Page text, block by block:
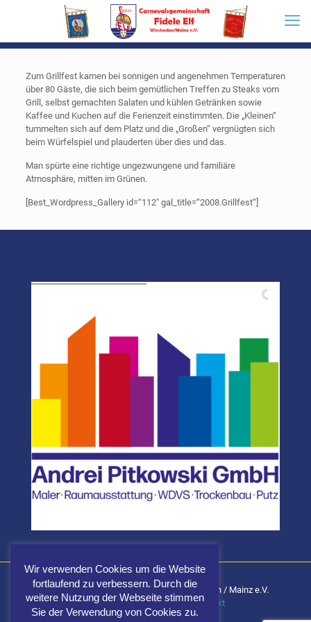
Zum Grillfest kamen bei sonnigen und angenehmen Temperaturen
über 80 Gäste, die sich beim gemütlichen Treffen zu Steaks vom
Grill, selbst gemachten Salaten und kühlen Getränken sowie
Kaffee und Kuchen auf die Ferienzeit einstimmten. Die „Kleinen“
tummelten sich auf dem Platz und die „Großen“ vergnügten sich
beim Würfelspiel und plauderten über dies und das.
Man spürte eine richtige ungezwungene und familiäre
Atmosphäre, mitten im Grünen.
[Best_Wordpress_Gallery id=“112″ gal_title=“2008.Grillfest“]
Carnevalsgemeinschaft Fidele Elf Wiesbaden / Mainz e.V.
Impressum|Datenschutz|Kontakt
Wir verwenden Cookies um die Website
fortlaufend zu verbessern. Durch die
weitere Nutzung der Webseite stimmen
Sie der Verwendung von Cookies zu.